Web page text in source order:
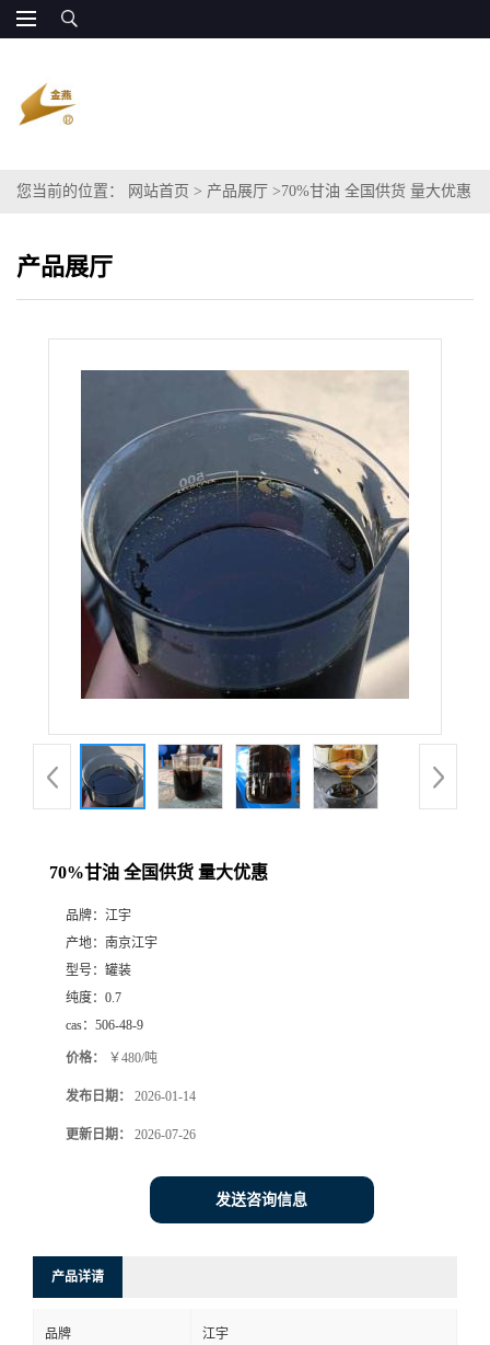
您当前的位置： 网站首页 > 产品展厅 >70%甘油 全国供货 量大优惠
产品展厅
70%甘油 全国供货 量大优惠
品牌： 江宇
产地： 南京江宇
型号： 罐装
纯度： 0.7
cas： 506-48-9
价格： ￥480/吨
发布日期： 2026-01-14
更新日期： 2026-07-26
发送咨询信息
产品详请
品牌 江宇